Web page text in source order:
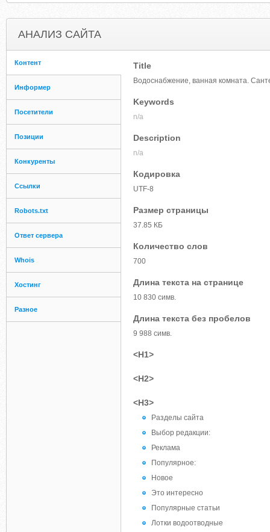
АНАЛИЗ САЙТА
Контент
Информер
Посетители
Позиции
Конкуренты
Ссылки
Robots.txt
Ответ сервера
Whois
Хостинг
Разное
Title
Водоснабжение, ванная комната.
Keywords
n/a
Description
n/a
Кодировка
UTF-8
Размер страницы
37.85 КБ
Количество слов
700
Длина текста на странице
10 830 симв.
Длина текста без пробелов
9 988 симв.
<H1>
<H2>
<H3>
Разделы сайта
Выбор редакции:
Реклама
Популярное:
Новое
Это интересно
Популярные статьи
Лотки водоотводные